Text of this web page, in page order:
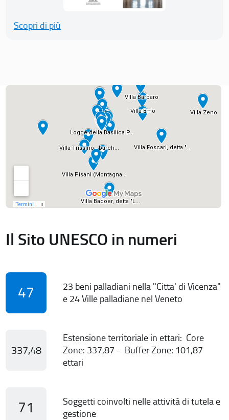
Scopri di più
Il Sito UNESCO in numeri
47
23 beni palladiani nella "Citta' di Vicenza"
e 24 Ville palladiane nel Veneto
337,48
Estensione territoriale in ettari: Core
Zone: 337,87 - Buffer Zone: 101,87
ettari
71
Soggetti coinvolti nelle attività di tutela e
gestione